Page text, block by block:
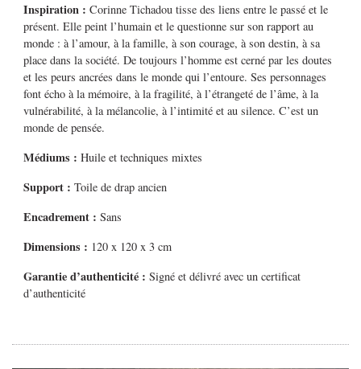
Inspiration : Corinne Tichadou tisse des liens entre le passé et le
présent. Elle peint l’humain et le questionne sur son rapport au
monde : à l’amour, à la famille, à son courage, à son destin, à sa
place dans la société. De toujours l’homme est cerné par les doutes
et les peurs ancrées dans le monde qui l’entoure. Ses personnages
font écho à la mémoire, à la fragilité, à l’étrangeté de l’âme, à la
vulnérabilité, à la mélancolie, à l’intimité et au silence. C’est un
monde de pensée.
Médiums :Huile et techniques mixtes
Support : Toile de drap ancien
Encadrement : Sans
Dimensions : 120 x 120 x 3 cm
Garantie d’authenticité : Signé et délivré avec un certificat
d’authenticité